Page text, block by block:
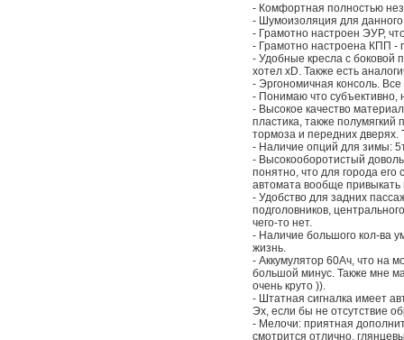
- Комфортная полностью
- Шумоизоляция для
- Грамотно настроен ЭУР,
- Грамотно настроена КПП -
- Удобные кресла с боковой
хотел xD. Также есть
- Эргономичная консоль.
- Понимаю что субъективно,
- Высокое качество
пластика, также полумягкий
тормоза и передних дверях.
- Наличие опций для зимы:
- Высокооборотистый
понятно, что для города его
автомата вообще привыкать
- Удобство для задних
подголовников,
чего-то нет.
- Наличие большого кол-ва
жизнь.
- Аккумулятор 60Ач, что на
большой минус. Также мне
очень круто )).
- Штатная сигналка имеет
Эх, если бы не отсутствие
- Мелочи: приятная
смотрится отлично,